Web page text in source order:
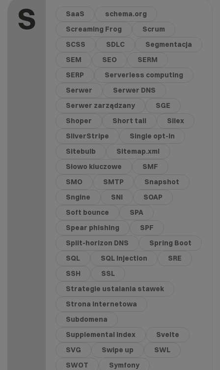
S SaaS
schema.org
Screaming Frog
Scrum
SCSS
SDLC
Segmentacja
SEM
SEO
SERM
SERP
Serverless computing
Serwer
Serwer DNS
Serwer zarządzany
SGE
Shoper
Short tail
Silex
SilverStripe
Single opt-in
Sitebulb
Sitemap.xml
Słowo kluczowe
SMF
SMO
SMTP
Snapshot
Sngine
SNI
SOAP
Soft bounce
SPA
Spear phishing
SPF
Split-horizon DNS
Spring Boot
SQL
SQL Injection
SRE
SSH
SSL
Strategie ustalania stawek
Strona internetowa
Subdomena
Supplemental index
Svelte
SVG
Swipe up
SWL
SWOT
Symfony